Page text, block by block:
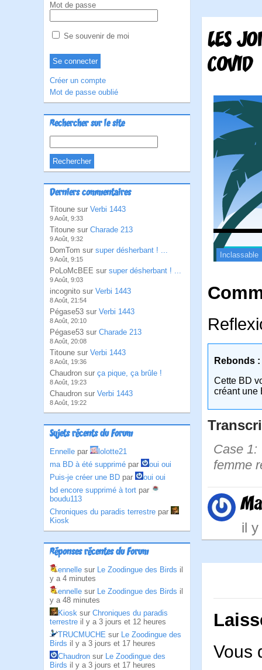
Mot de passe
Se souvenir de moi
Créer un compte
Mot de passe oublié
Rechercher sur le site
Derniers commentaires
Titoune sur Verbi 1443
9 Août, 9:33
Titoune sur Charade 213
9 Août, 9:32
DomTom sur super désherbant ! ...
9 Août, 9:15
PoLoMcBEE sur super désherbant ! ...
9 Août, 9:03
incognito sur Verbi 1443
8 Août, 21:54
Pégase53 sur Verbi 1443
8 Août, 20:10
Pégase53 sur Charade 213
8 Août, 20:08
Titoune sur Verbi 1443
8 Août, 19:36
Chaudron sur ça pique, ça brûle !
8 Août, 19:23
Chaudron sur Verbi 1443
8 Août, 19:22
Sujets récents du Forum
Ennelle par
lolotte21
ma BD à été supprimé par
oui oui
Puis-je créer une BD par
oui oui
bd encore supprimé à tort par
boudu113
Chroniques du paradis terrestre par
Kiosk
Réponses récentes du Forum
ennelle sur Le Zoodingue des Birds il
y a 4 minutes
ennelle sur Le Zoodingue des Birds il
y a 48 minutes
Kiosk sur Chroniques du paradis
terrestre il y a 3 jours et 12 heures
TRUCMUCHE sur Le Zoodingue des
Birds il y a 3 jours et 17 heures
Chaudron sur Le Zoodingue des
Birds il y a 3 jours et 17 heures
LES
COVID
Inclassable
Rebonds :
Cette BD
créant une
Case 1:
femme
il
Vous